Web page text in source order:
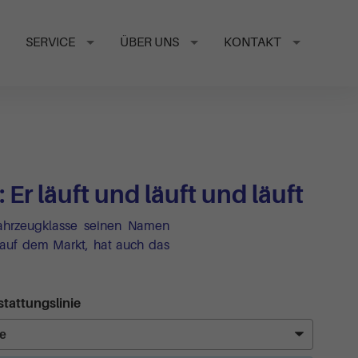
SERVICE ÜBER UNS KONTAKT
Er läuft und läuft und läuft
seinen Namen
dem Markt, hat auch das